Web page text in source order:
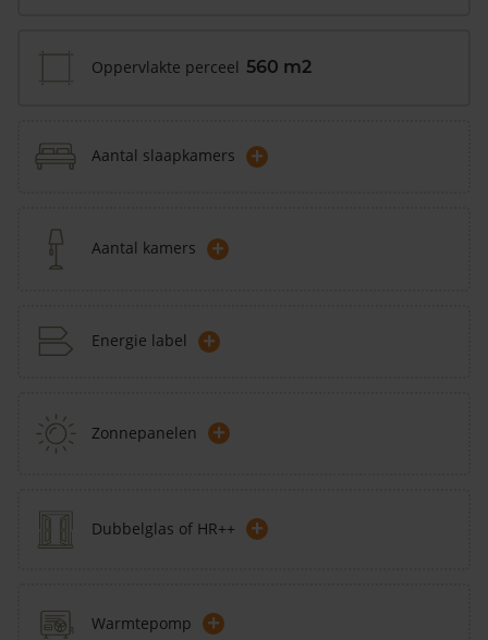
Oppervlakte perceel 560 m2
Aantal slaapkamers +
Aantal kamers +
Energie label +
Zonnepanelen +
Dubbelglas of HR++ +
Warmtepomp +